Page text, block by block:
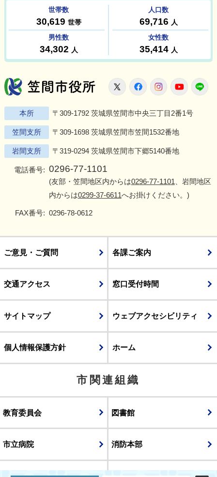
笠間市役所
X FacebookInstagram
本所 〒309-1792 茨城県笠間市中央三丁目2番1号
笠間支所 〒309-1698 茨城県笠間市笠間1532番地
岩間支所 〒319-0294 茨城県笠間市下郷5140番地
電話番号: 0296-77-1101
(友部・笠間地区内からは0296-77-1101 、岩間地区
内からは0299-37-6611へお掛けください。)
FAX番号: 0296-78-0612
ご意見・ご質問 各課ご案内
交通アクセス 窓口受付時間
サイトマップ ウェブアクセシビリティ
個人情報保護方針 ホーム
市関連組織
教育委員会 図書館
市立病院 消防本部